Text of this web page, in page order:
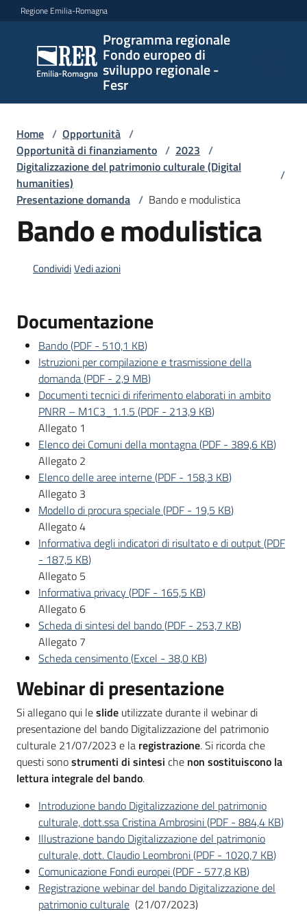
Vai al contenuto
Vai alla navigazione
Vai al footer
Regione Emilia-Romagna
Programma regionale
Fondo europeo di
sviluppo regionale -
Fesr
Programma
regionale
Fondo
europeo di
regionale -
Fesr
Programmi
Opportunità
Progetti
attività
Servizi
Comunicazione
partecipazione
Seguici
su
Home / Opportunità /
Opportunità di finanziamento / 2023 /
Digitalizzazione del patrimonio culturale (Digital
humanities)
/
Presentazione domanda / Bando e modulistica
Bando e modulistica
CondividiVedi azioni
Documentazione
Bando(PDF - 510,1 KB)
Istruzioni per compilazione e trasmissione della
domanda(PDF - 2,9 MB)
Documenti tecnici di riferimento elaborati in ambito
PNRR – M1C3_1.1.5 (PDF - 213,9 KB)
Allegato 1
Elenco dei Comuni della montagna(PDF - 389,6 KB)
Allegato 2
Elenco delle aree interne(PDF - 158,3 KB)
Allegato 3
Modello di procura speciale(PDF - 19,5 KB)
Allegato 4
Informativa degli indicatori di risultato e di output(PDF
- 187,5 KB)
Allegato 5
Informativa privacy (PDF - 165,5 KB)
Allegato 6
Scheda di sintesi del bando(PDF - 253,7 KB)
Allegato 7
Scheda censimento(Excel - 38,0 KB)
Webinar di presentazione
Si allegano qui leslide utilizzate durante il webinar di
presentazione del bando Digitalizzazione del patrimonio
culturale 21/07/2023 e la registrazione. Si ricorda che
questi sonostrumenti di sintesi che non sostituiscono la
lettura integrale del bando.
Introduzione bando Digitalizzazione del patrimonio
culturale, dott.ssa Cristina Ambrosini(PDF - 884,4 KB)
Illustrazione bando Digitalizzazione del patrimonio
culturale, dott. Claudio Leombroni(PDF - 1020,7 KB)
Comunicazione Fondi europei(PDF - 577,8 KB)
Registrazione webinar del bando Digitalizzazione del
patrimonio culturale (21/07/2023)